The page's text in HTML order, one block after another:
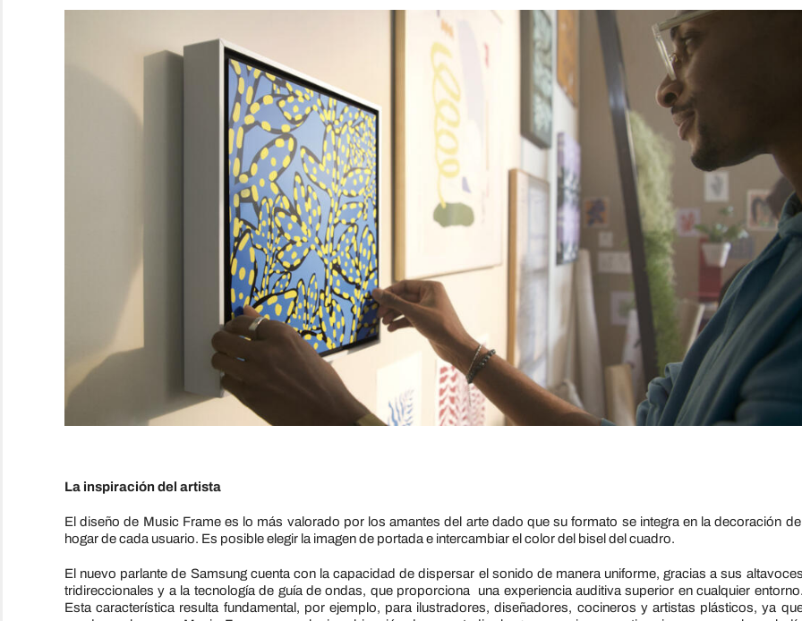
La inspiración del artista
El diseño de Music Frame es lo más valorado por los amantes del arte dado que su formato se integra en la decoración del
hogar de cada usuario. Es posible elegir la imagen de portada e intercambiar el color del bisel del cuadro.
El nuevo parlante de Samsung cuenta con la capacidad de dispersar el sonido de manera uniforme, gracias a sus altavoces
tridireccionales y a la tecnología de guía de ondas, que proporciona una experiencia auditiva superior en cualquier entorno.
Esta característica resulta fundamental, por ejemplo, para ilustradores, diseñadores, cocineros y artistas plásticos, ya